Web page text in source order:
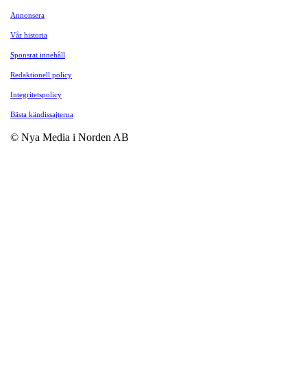
Annonsera
Vår historia
Sponsrat innehåll
Redaktionell policy
Integritetspolicy
Bästa kändissajterna
© Nya Media i Norden AB